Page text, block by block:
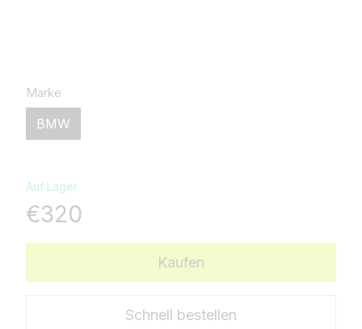
Marke
BMW
Auf Lager
€320
Kaufen
Schnell bestellen